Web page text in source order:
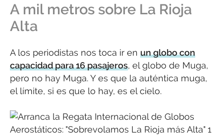
A mil metros sobre La Rioja
Alta
A los periodistas nos toca ir en un globo con
capacidad para 16 pasajeros, el globo de Muga,
pero no hay Muga. Y es que la auténtica muga,
el límite, si es que lo hay, es el cielo.